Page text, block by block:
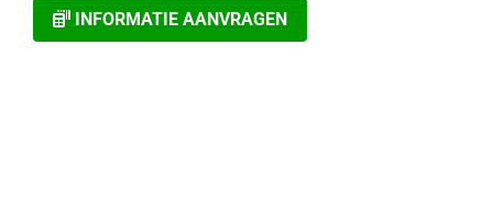
INFORMATIE AANVRAGEN